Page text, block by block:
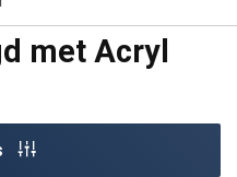
met Acryl